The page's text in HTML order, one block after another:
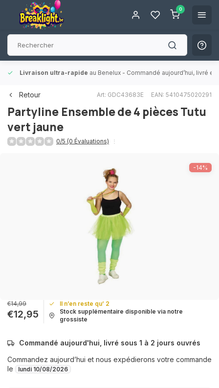
0
Livraison ultra-rapide au Benelux - Commandé aujourd’hui, livré
Retour Art: GDC43683E EAN: 5410475020291
Partyline Ensemble de 4 pièces Tutu
vert jaune
0/5 (0 Évaluations)
-14%
€14,99
€12,95
Il n’en reste qu’ 2
Stock supplémentaire disponible via notre
grossiste
Commandé aujourd'hui, livré sous 1 à 2 jours ouvrés
Commandez aujourd’hui et nous expédierons votre commande
le
lundi 10/08/2026